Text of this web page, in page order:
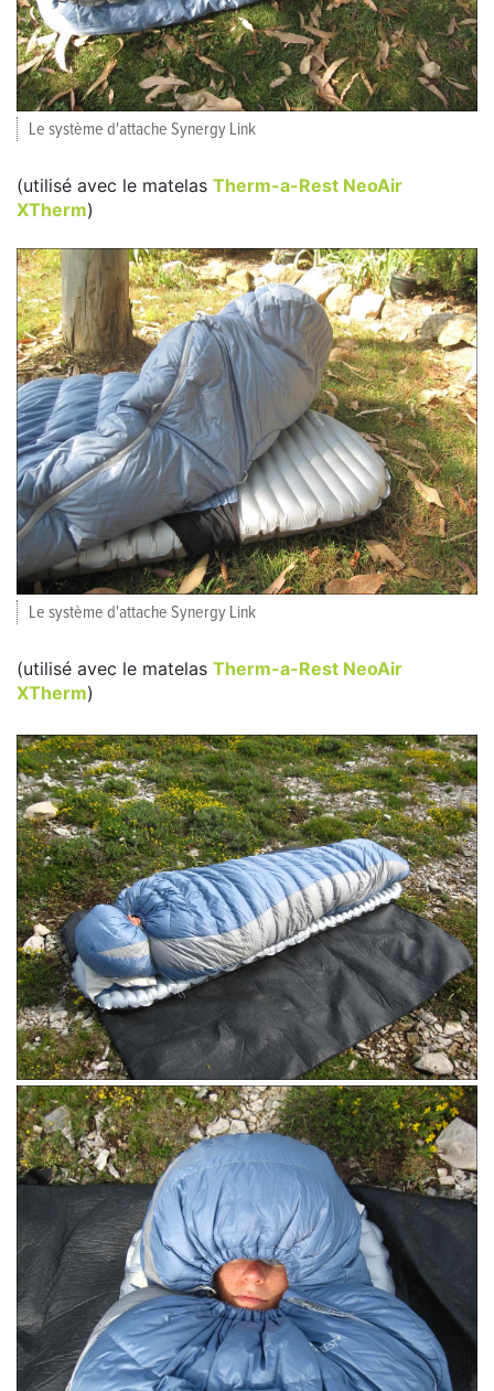
Le système d'attache Synergy Link
(utilisé avec le matelas Therm-a-Rest NeoAir
XTherm)
Le système d'attache Synergy Link
(utilisé avec le matelas Therm-a-Rest NeoAir
XTherm)